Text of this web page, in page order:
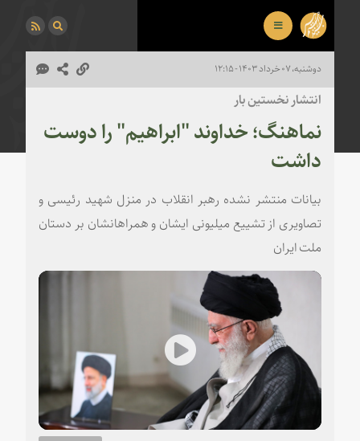
دوشنبه، ۰۷ خرداد ۱۴۰۳ - ۱۲:۱۵
انتشار نخستین بار
نماهنگ؛ خداوند "ابراهیم" را دوست
داشت
بیانات منتشر نشده رهبر انقلاب در منزل شهید رئیسی و
تصاویری از تشییع میلیونی ایشان و همراهانشان بر دستان
ملت ایران
Play
Video